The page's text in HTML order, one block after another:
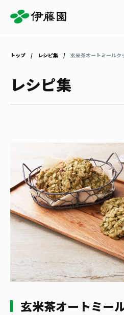
お〜いお茶
健康ミネラルむぎ茶
TULLY'S COFFEE
1日分の野菜
ブランドから探す
カテゴリーから探す
お茶を知る・楽しむ
お茶を知る・楽しむ
お茶を楽しむ
お茶のいれ方
動画ギャラリー
レシピ集
体験・イベント
体験・イベント
見学・体験
お茶の複合型博物館
店舗・通販
店舗・通販
伊藤園の店舗トップ
茶寮伊藤園
お客様相談室
企業情報 GLOBAL
トップ レシピ集 玄米茶オートミールク
レシピ集
玄米茶オートミー